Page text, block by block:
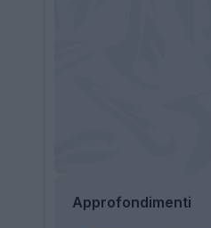
Approfondimenti